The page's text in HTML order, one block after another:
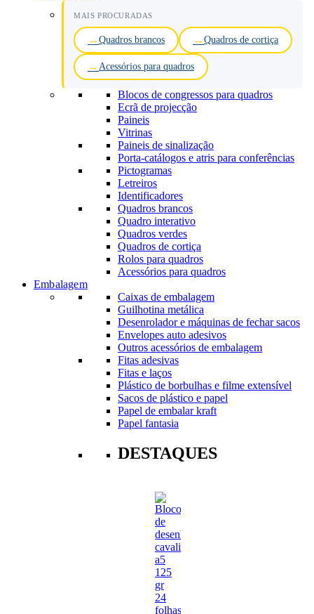
MAIS PROCURADAS
Quadros brancos Quadros de cortiça
Acessórios para quadros
Blocos de congressos para quadros
Ecrã de projecção
Paineis
Vitrinas
Paineis de sinalização
Porta-catálogos e atris para conferências
Pictogramas
Letreiros
Identificadores
Quadros brancos
Quadro interativo
Quadros verdes
Quadros de cortiça
Rolos para quadros
Acessórios para quadros
Embalagem
Caixas de embalagem
Guilhotina metálica
Desenrolador e máquinas de fechar sacos
Envelopes auto adesivos
Outros acessórios de embalagem
Fitas adesivas
Fitas e laços
Plástico de borbulhas e filme extensível
Sacos de plástico e papel
Papel de embalar kraft
Papel fantasia
DESTAQUES